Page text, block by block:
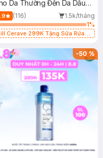
Da Thường Đến Da Dầu
(116)
1.5k/tháng
1%
Cerave 299K Tặng Sữa Rửa
-50%